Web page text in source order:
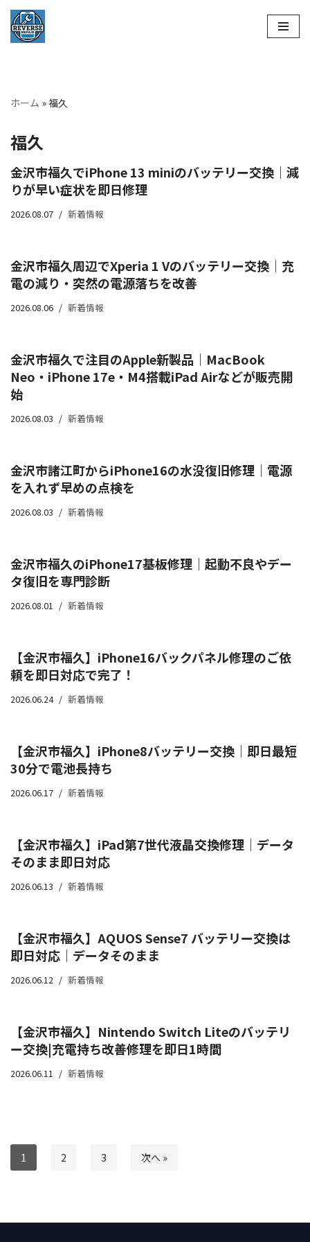
コ
ツ
ス
ッ
プ
ホーム »福久
福久
金沢市福久でiPhone 13 miniのバッテリー交換｜減
りが早い症状を即日修理
2026.08.07 新着情報
金沢市福久周辺でXperia 1 Vのバッテリー交換｜充
電の減り・突然の電源落ちを改善
2026.08.06 新着情報
金沢市福久で注目のApple新製品｜MacBook
Neo・iPhone 17e・M4搭載iPad Airなどが販売開
始
2026.08.03 新着情報
金沢市諸江町からiPhone16の水没復旧修理｜電源
を入れず早めの点検を
2026.08.03 新着情報
金沢市福久のiPhone17基板修理｜起動不良やデー
タ復旧を専門診断
2026.08.01 新着情報
【金沢市福久】iPhone16バックパネル修理のご依
頼を即日対応で完了！
2026.06.24 新着情報
【金沢市福久】iPhone8バッテリー交換｜即日最短
30分で電池長持ち
2026.06.17 新着情報
【金沢市福久】iPad第7世代液晶交換修理｜データ
そのまま即日対応
2026.06.13 新着情報
【金沢市福久】AQUOS Sense7 バッテリー交換は
即日対応｜データそのまま
2026.06.12 新着情報
【金沢市福久】Nintendo Switch Liteのバッテリ
ー交換|充電持ち改善修理を即日1時間
2026.06.11 新着情報
1 2 3 次へ »